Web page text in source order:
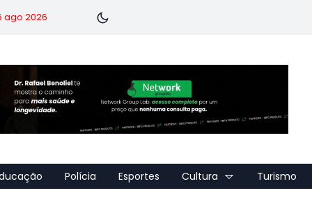
ago 2026
Polícia Esportes Cultura Turismo